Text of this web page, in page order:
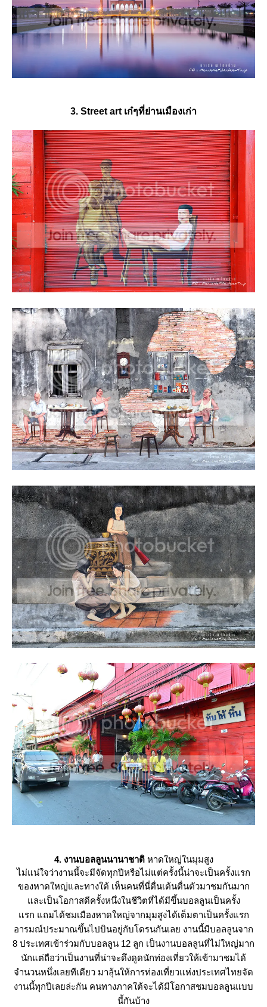
3. Street art เก๋ๆที่ย่านเมืองเก่า
4. งานบอลลูนนานาชาติหาดใหญ่ในมุมสูง
ไม่แน่ใจว่างานนี้จะมีจัดทุกปีหรือไม่แต่ครั้งนี้น่าจะเป็นครั้งแรก
ของหาดใหญ่และทางใต้ เห็นคนที่นี่ตื่นเต้นตื่นตัวมาชมกันมาก
ละเป็นโอกาสดีครั้งหนึ่งในชีวิตที่ได้มีขึ้นบอลลูนเป็นครั้ง
รก ถมได้ชมเมืองหาดใหญ่จากมุมสูงได้เต็มตาเป็นครั้งแรก
อารมณ์ประมาณขึ้นไปบินอยู่กับโดรนกันเล งานนี้มีบอลลูนจาก
8 ประเทศเข้าร่วมกับบอลลูน 12 ลูก เป็นงานบอลลูนที่ไม่ใหญ่มาก
นักต่ถือว่าเป็นงานที่น่าจะดึงดูดนักท่องเที่ยวให้เข้ามาชมได้
จำนวนหนึ่งเลยทีเดียว มาลุ้นให้การท่องเที่ยวแห่งประเทศไทยจัด
งานนี้ทุกปีเลยล่ะกัน คนทางภาคใต้จะได้มีโอกาสชมบอลลูนแบบ
นี้กันบ้าง